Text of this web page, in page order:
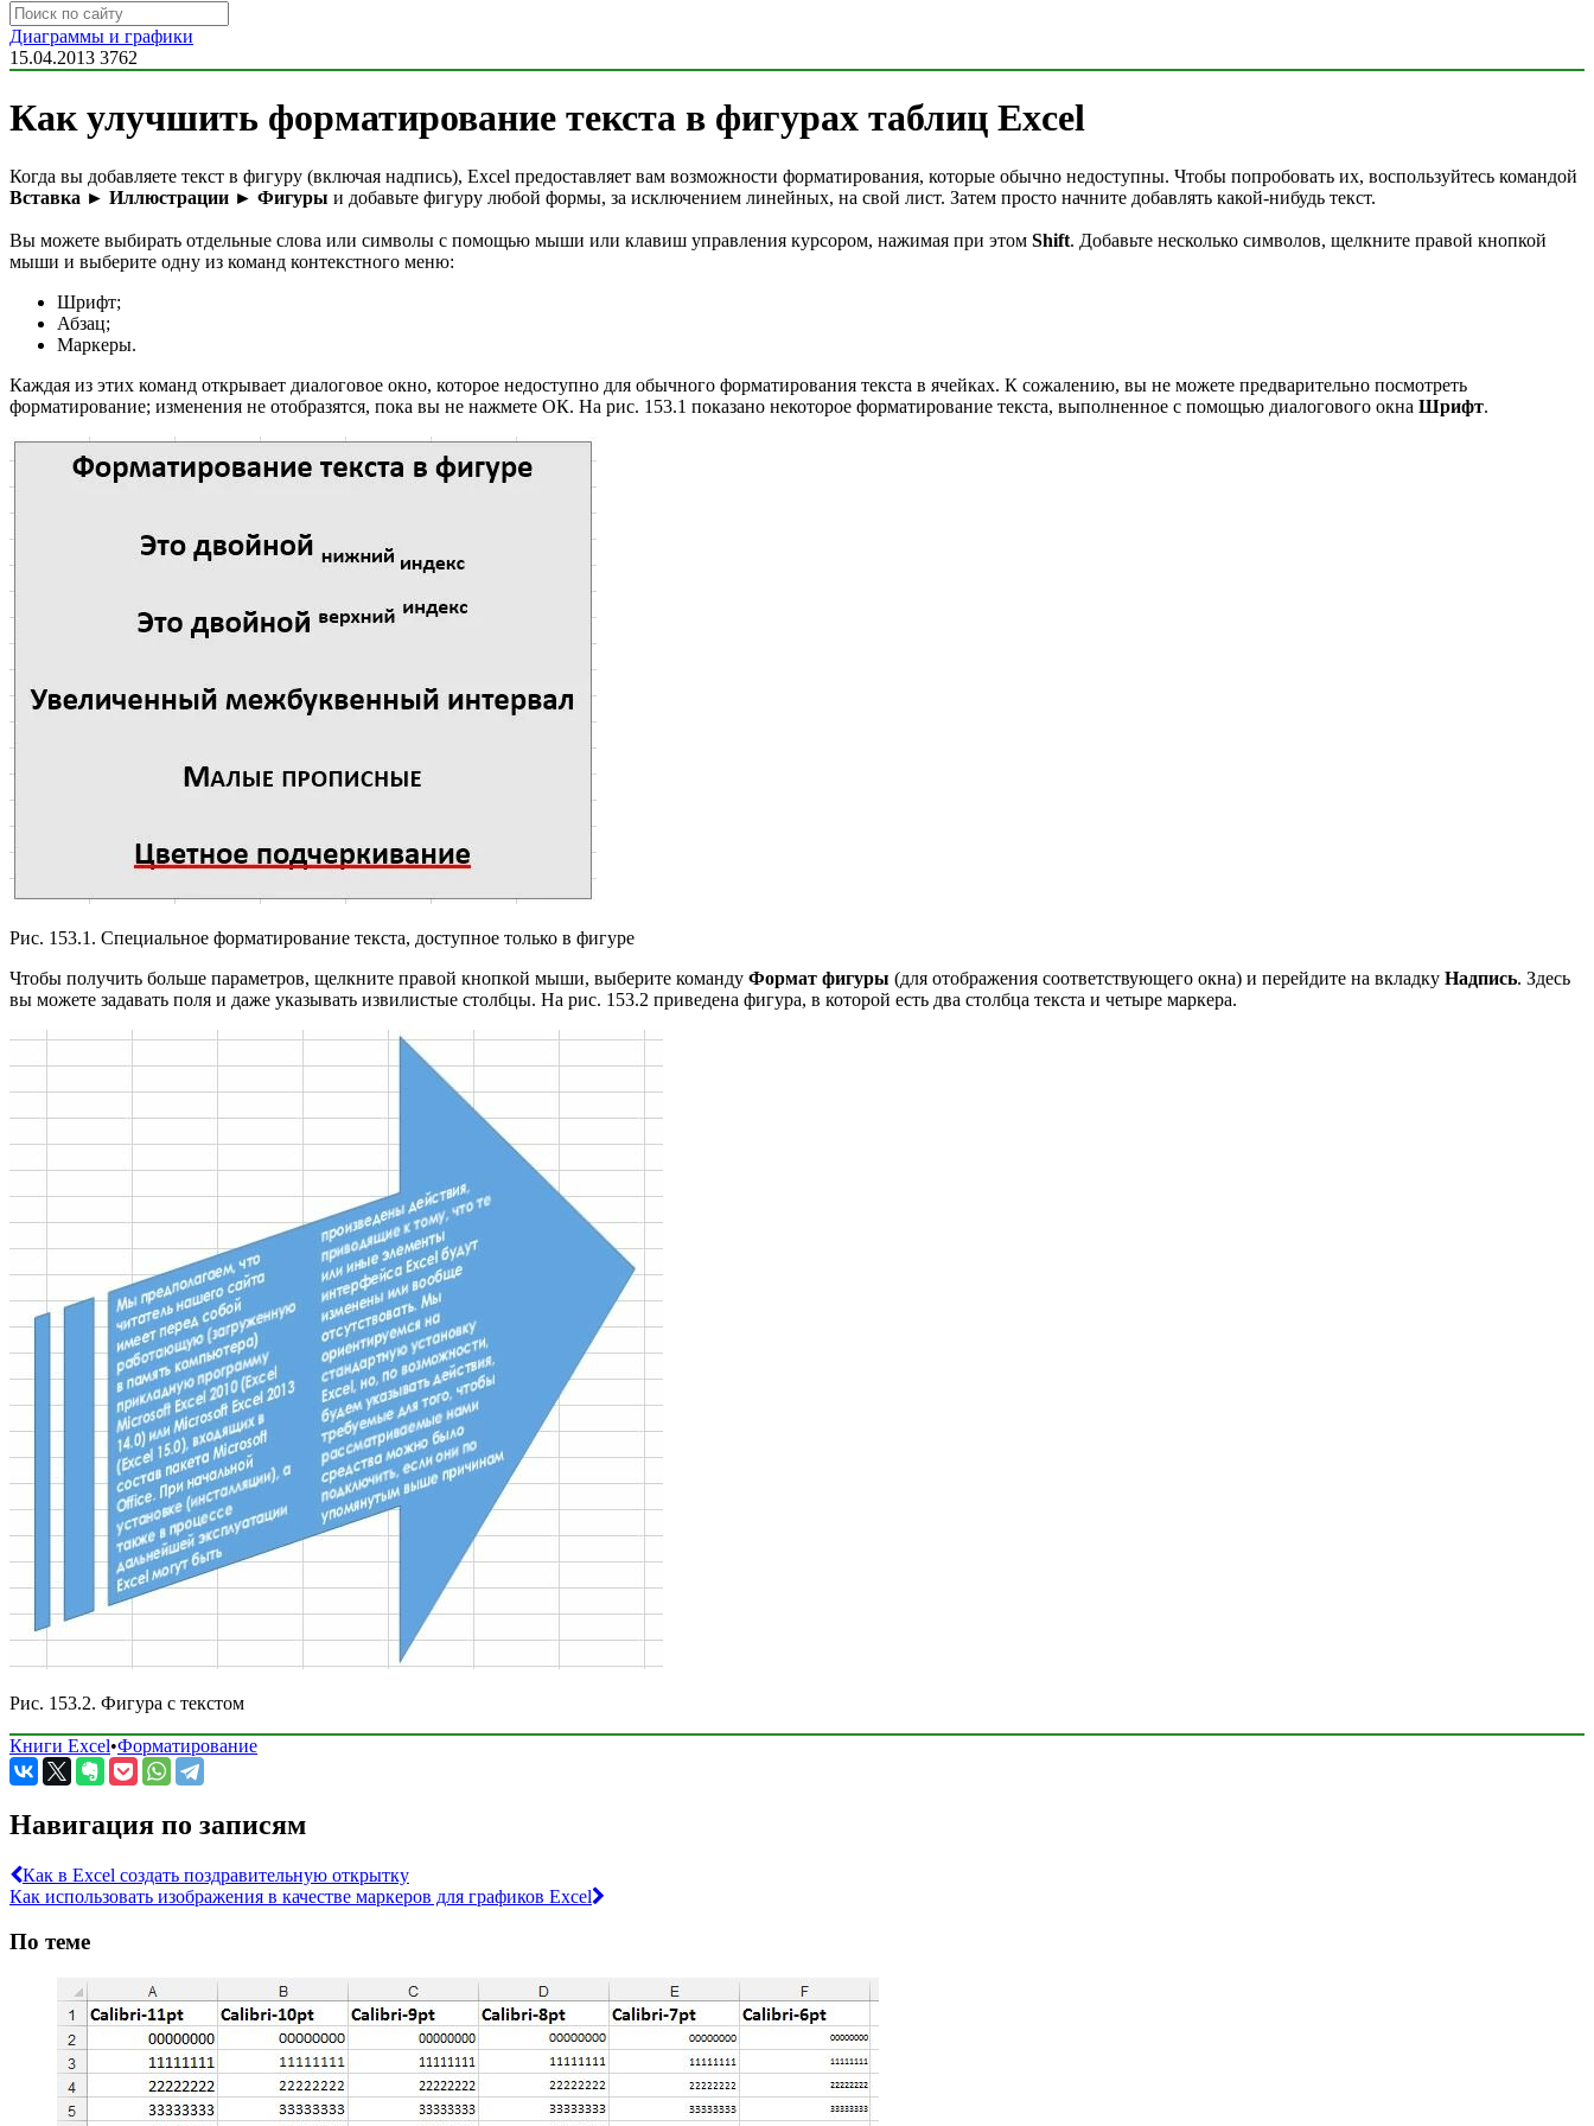
Диаграммы и графики
15.04.2013 3762
Как улучшить форматирование текста в фигурах таблиц Excel
Когда вы добавляете текст в фигуру (включая надпись), Excel предоставляет вам возможности форматирования, которые обычно недоступны. Чтобы попробовать их, воспользуйтесь командой
Вставка ► Иллюстрации ► Фигуры и добавьте фигуру любой формы, за исключением линейных, на свой лист. Затем просто начните добавлять какой-нибудь текст.
Вы можете выбирать отдельные слова или символы с помощью мыши или клавиш управления курсором, нажимая при этом Shift. Добавьте несколько символов, щелкните правой кнопкой
мыши и выберите одну из команд контекстного меню:
Шрифт;
Абзац;
Маркеры.
Каждая из этих команд открывает диалоговое окно, которое недоступно для обычного форматирования текста в ячейках. К сожалению, вы не можете предварительно посмотреть
форматирование; изменения не отобразятся, пока вы не нажмете ОК. На рис. 153.1 показано некоторое форматирование текста, выполненное с помощью диалогового окна Шрифт.
Рис. 153.1. Специальное форматирование текста, доступное только в фигуре
Чтобы получить больше параметров, щелкните правой кнопкой мыши, выберите команду Формат фигуры (для отображения соответствующего окна) и перейдите на вкладку Надпись. Здесь
вы можете задавать поля и даже указывать извилистые столбцы. На рис. 153.2 приведена фигура, в которой есть два столбца текста и четыре маркера.
Рис. 153.2. Фигура с текстом
Книги Excel•Форматирование
Навигация по записям
Как в Excel создать поздравительную открытку
Как использовать изображения в качестве маркеров для графиков Excel
По теме